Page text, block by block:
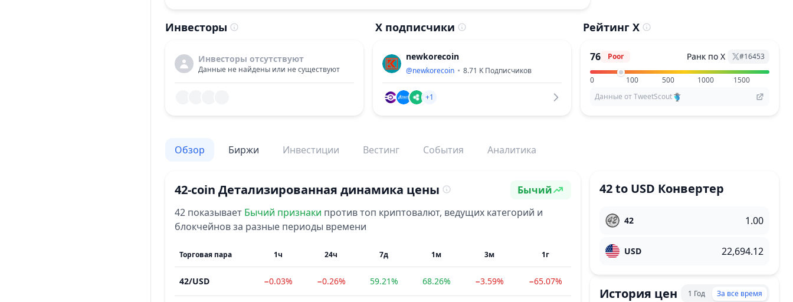
Инвесторы
Инвесторы отсутствуют
Данные не найдены или не существуют
X подписчики
newkorecoin
@newkorecoin 8.71 K Подписчиков
+1
Рейтинг X
76 Poor Ранк по X #16453
0 100 500 1000
1500
Данные от TweetScout
Обзор Биржи Инвестиции Вестинг События Аналитика
42-coin Детализированная динамика цены Настроение
Бычий
42 показывает Бычий признаки против топ криптовалют, ведущих категорий и
блокчейнов за разные периоды времени
Торговая пара 1ч 24ч 7д 1м 3м 1г
42/USD −0.03% −0.26% 59.21% 68.26% −3.59% −65.07%
42to USD Конвертер
42
USD
История цен 1 Год За все время